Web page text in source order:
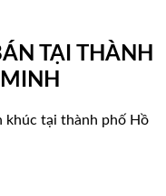
TẠI THÀNH
khúc tại thành phố Hồ